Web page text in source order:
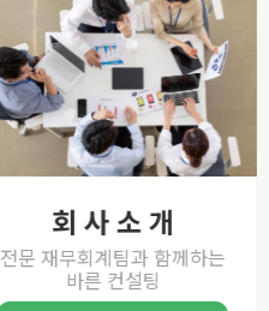
회 사 소 개
전문 재무회계팀과 함께하는
바른 컨설팅